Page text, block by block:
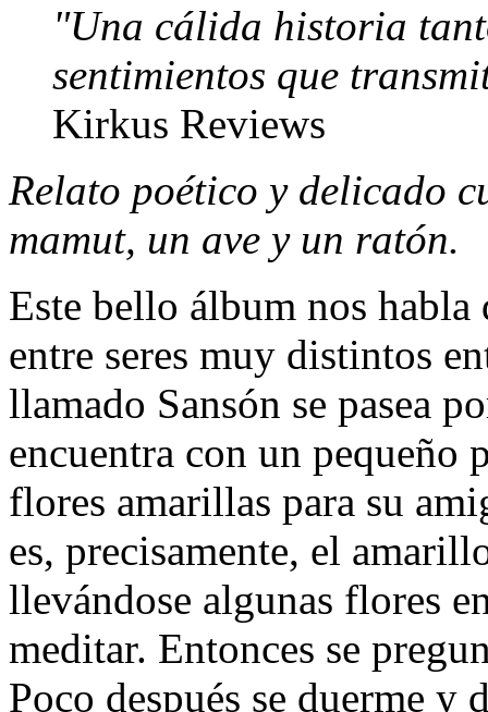
"Una cálida historia
sentimientos que
Kirkus Reviews
Relato poético y delicado
mamut, un ave y un ratón.
Este bello álbum nos habla
entre seres muy distintos
llamado Sansón se pasea
encuentra con un pequeño
flores amarillas para su
es, precisamente, el
llevándose algunas flores
meditar. Entonces se
Poco después se duerme y